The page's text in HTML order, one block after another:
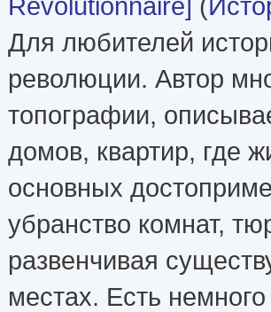
Revolutionnaire] (
Для любителей
революции. Автор
топографии,
домов, квартир, где
основных
убранство комнат,
развенчивая
местах. Есть